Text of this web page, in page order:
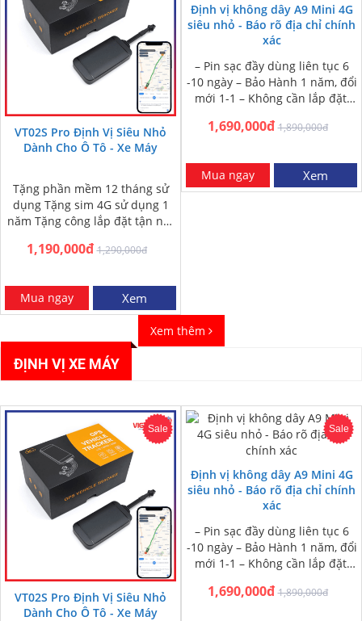
VT02S Pro Định Vị Siêu Nhỏ
Dành Cho Ô Tô - Xe Máy
Tặng phần mềm 12 tháng sử
dụng Tặng sim 4G sử dụng 1
năm Tặng công lắp đặt tận nơi
1,190,000đ 1,290,000đ
Mua ngay Xem
Định vị không dây A9 Mini 4G
siêu nhỏ - Báo rõ địa chỉ chính
xác
– Pin sạc đầy dùng liên tục 6
-10 ngày – Bảo Hành 1 năm, đổi
mới 1-1 – Không cần lắp đặt,
1,690,000đ 1,890,000đ
Mua ngay Xem
Xem thêm
ĐỊNH VỊ XE MÁY
Sale
VT02S Pro Định Vị Siêu Nhỏ
Dành Cho Ô Tô - Xe Máy
Sale
Định vị không dây A9 Mini 4G
siêu nhỏ - Báo rõ địa chỉ chính
xác
– Pin sạc đầy dùng liên tục 6
-10 ngày – Bảo Hành 1 năm, đổi
mới 1-1 – Không cần lắp đặt,
1,690,000đ 1,890,000đ